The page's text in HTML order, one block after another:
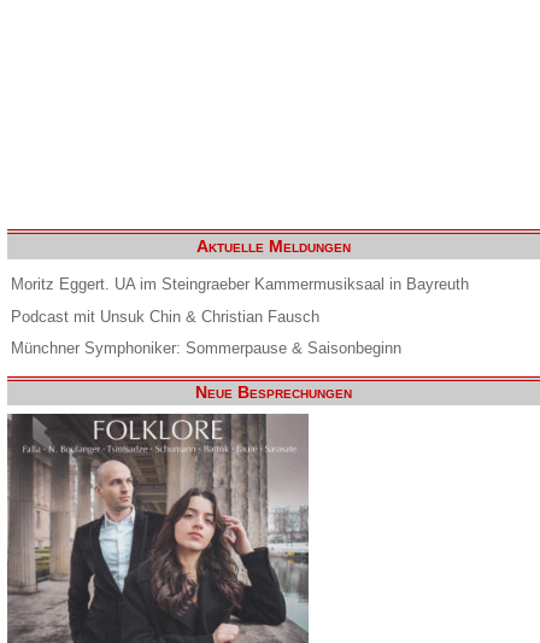
Aktuelle Meldungen
Moritz Eggert. UA im Steingraeber Kammermusiksaal in Bayreuth
Podcast mit Unsuk Chin & Christian Fausch
Münchner Symphoniker: Sommerpause & Saisonbeginn
Neue Besprechungen